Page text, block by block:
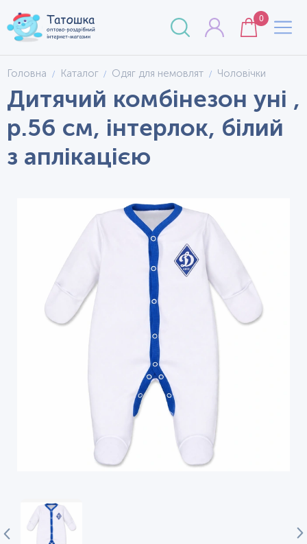
0
Головна Каталог Одяг для немовлят Чоловічки
Дитячий комбінезон уні ,
р.56 см, інтерлок, білий
з аплікацією